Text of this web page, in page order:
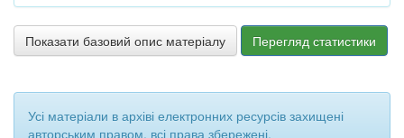
Показати базовий опис матеріалу Перегляд статистики
Усі матеріали в архіві електронних ресурсів захищені
авторським правом, всі права збережені.